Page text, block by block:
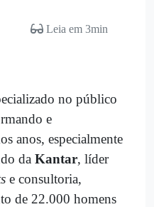
Leia em 3min
no público
e
anos, especialmente
da Kantar, líder
e consultoria,
de 22.000 homens